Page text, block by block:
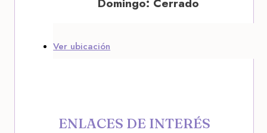
Ver ubicación
ENLACES DE INTERÉS